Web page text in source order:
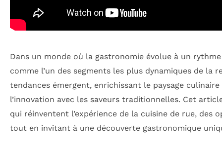
Dans un monde où la gastronomie évolue à un
comme l’un des segments les plus dynamiques de la
tendances émergent, enrichissant le paysage
l’innovation avec les saveurs traditionnelles. Cet
qui réinventent l’expérience de la cuisine de rue, des
tout en invitant à une découverte gastronomique